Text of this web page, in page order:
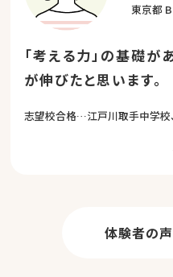
東京都
「考える力」の基礎が
が伸びたと思います。
志望校合格…江戸川取手中学校
ます。チャイルド・アイズ
たところ、「基本的な考え
体験者の